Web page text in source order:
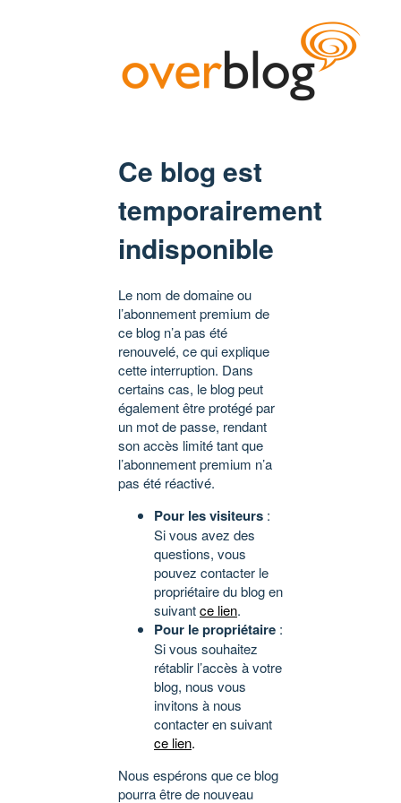
Ce blog est
temporairement
indisponible
Le nom de domaine ou
l’abonnement premium de
ce blog n’a pas été
renouvelé, ce qui explique
cette interruption. Dans
certains cas, le blog peut
également être protégé par
un mot de passe, rendant
son accès limité tant que
l’abonnement premium n’a
pas été réactivé.
Pour les visiteurs :
Si vous avez des
questions, vous
pouvez contacter le
propriétaire du blog en
suivantce lien.
Pour le propriétaire :
Si vous souhaitez
rétablir l’accès à votre
blog, nous vous
invitons à nous
contacter en suivant
ce lien.
Nous espérons que ce blog
pourra être de nouveau